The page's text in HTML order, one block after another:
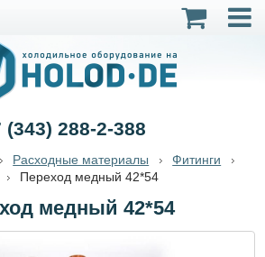
(343) 288-2-388
Расходные материалы
Фитинги
Переход медный 42*54
медный 42*54